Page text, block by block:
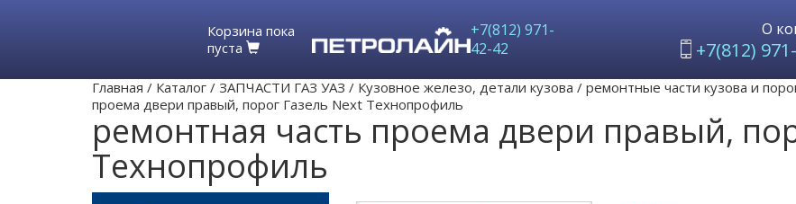
Корзина пока
пуста
+7(812) 971-
42-42
О
+7(812)
Главная / Каталог / ЗАПЧАСТИ ГАЗ УАЗ / Кузовное железо, детали кузова / ремонтные части кузова и
проема двери правый, порог Газель Next Технопрофиль
ремонтная часть проема двери правый,
Технопрофиль